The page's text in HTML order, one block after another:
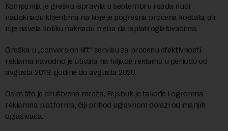
Kompanija je grešku ispravila u septembru i sada nudi
nadoknadu klijentima na koje je pogrešna procena koštala, ali
nije navela koliku naknadu treba da isplati oglašivačima.
Greška u „conversion lift“ servisu za procenu efektivnosti
reklama navodno je uticala na hiljade reklama u periodu od
avgusta 2019. godine do avgusta 2020.
Osim što je društvena mreža, Fejsbuk je takođe i ogromna
reklamna platforma, čiji prihod uglavnom dolazi od manjih
oglašivača.